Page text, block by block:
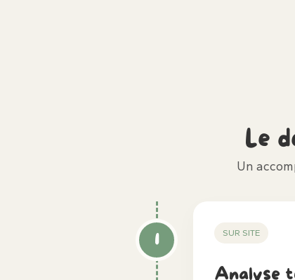
Le
Un
1 SUR SITE
Analyse